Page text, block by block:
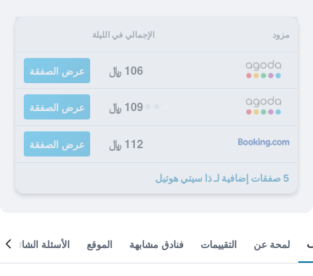
مزود الإجمالي في الليلة
106 ﷼ عرض الصفقة
109 ﷼ عرض الصفقة
112 ﷼ عرض الصفقة
5 صفقات إضافية لـ ذا سيتي هوتيل
لمحة عن التقييمات فنادق مشابهة الموقع الأسئلة الشائعة